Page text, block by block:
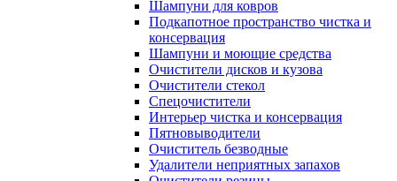
Шампуни для ковров
Подкапотное пространство чистка и
консервация
Шампуни и моющие средства
Очистители дисков и кузова
Очистители стекол
Спецочистители
Интерьер чистка и консервация
Пятновыводители
Очиститель безводные
Удалители неприятных запахов